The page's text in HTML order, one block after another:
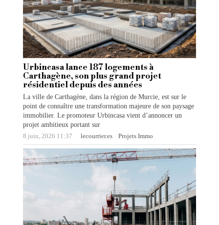
Urbincasa lance 187 logements à
Carthagène, son plus grand projet
résidentiel depuis des années
La ville de Carthagène, dans la région de Murcie, est sur le
point de connaître une transformation majeure de son paysage
immobilier. Le promoteur Urbincasa vient d’annoncer un
projet ambitieux portant sur
8 juin, 2026 11:37 lecourrier.es · Projets Immo